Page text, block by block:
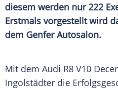
diesem werden nur 222
Erstmals vorgestellt wird
dem Genfer Autosalon.
Mit dem Audi R8 V10
Ingolstädter die